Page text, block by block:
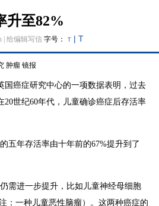
升至82%
给编辑写信 字号： T | T
肿瘤 镜报
癌症研究中心的一项数据表明，过去
世纪60年代，儿童确诊癌症后存活率
五年存活率由十年前的67%提升到了
需进一步提升，比如儿童神经母细胞
：一种儿童恶性脑瘤）。这两种癌症的